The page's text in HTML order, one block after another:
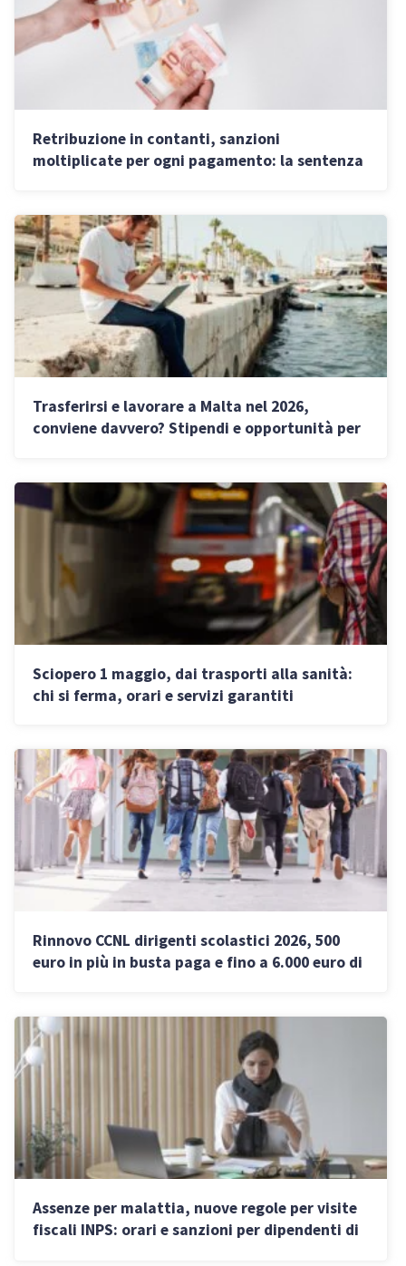
Retribuzione in contanti, sanzioni
moltiplicate per ogni pagamento: la sentenza
Trasferirsi e lavorare a Malta nel 2026,
conviene davvero? Stipendi e opportunità per
Sciopero 1 maggio, dai trasporti alla sanità:
chi si ferma, orari e servizi garantiti
Rinnovo CCNL dirigenti scolastici 2026, 500
euro in più in busta paga e fino a 6.000 euro di
Assenze per malattia, nuove regole per visite
fiscali INPS: orari e sanzioni per dipendenti di